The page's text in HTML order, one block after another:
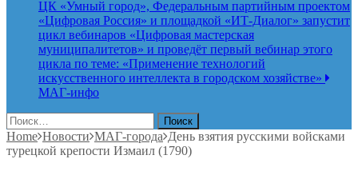
ЦК «Умный город», Федеральным партийным проектом
«Цифровая Россия» и площадкой «ИТ-Диалог» запустит
цикл вебинаров «Цифровая мастерская
муниципалитетов» и проведёт первый вебинар этого
цикла по теме: «Применение технологий
искусственного интеллекта в городском хозяйстве»
МАГ-инфо
Найти:
Home Новости МАГ-города День взятия русскими войсками
турецкой крепости Измаил (1790)